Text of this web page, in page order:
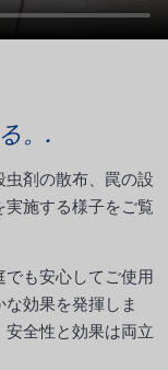
。.
剤の散布、罠の設
施する様子をご覧
も安心してご使用
効果を発揮しま
全性と効果は両立